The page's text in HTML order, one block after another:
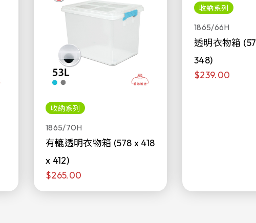
收納系列
1865/70H
有轆透明衣物箱 (578 x 418
x 412)
$265.00
收納系列
1865/66H
透明衣物箱
348)
$239.00